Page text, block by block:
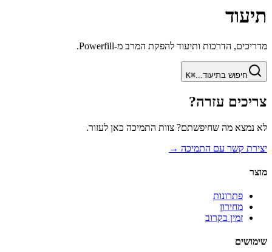
תיעוד
מדריכים, הדרכות ותיעוד להפקת המרב מ-Powerfill.
חיפוש בתיעוד... ⌘
K
צריכים עזרה?
לא נמצא מה שחיפשתם? צוות התמיכה כאן לעזור.
יצירת קשר עם התמיכה →
מוצר
פתרונות
מחירון
זמין בקרוב
שימושים